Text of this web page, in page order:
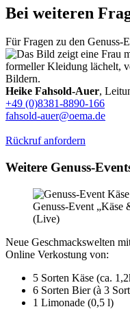
Bei weiteren
Für Fragen zu den Genuss-
Heike Fahsold-Auer,
+49 (0)8381-8890-166
fahsold-auer@oema.de
Rückruf anfordern
Weitere Genuss-
Genuss-Event
(Live)
Neue Geschmackswelten
Online Verkostung von:
5 Sorten Käse (ca.
6 Sorten Bier (à 3
1 Limonade (0,5 l)